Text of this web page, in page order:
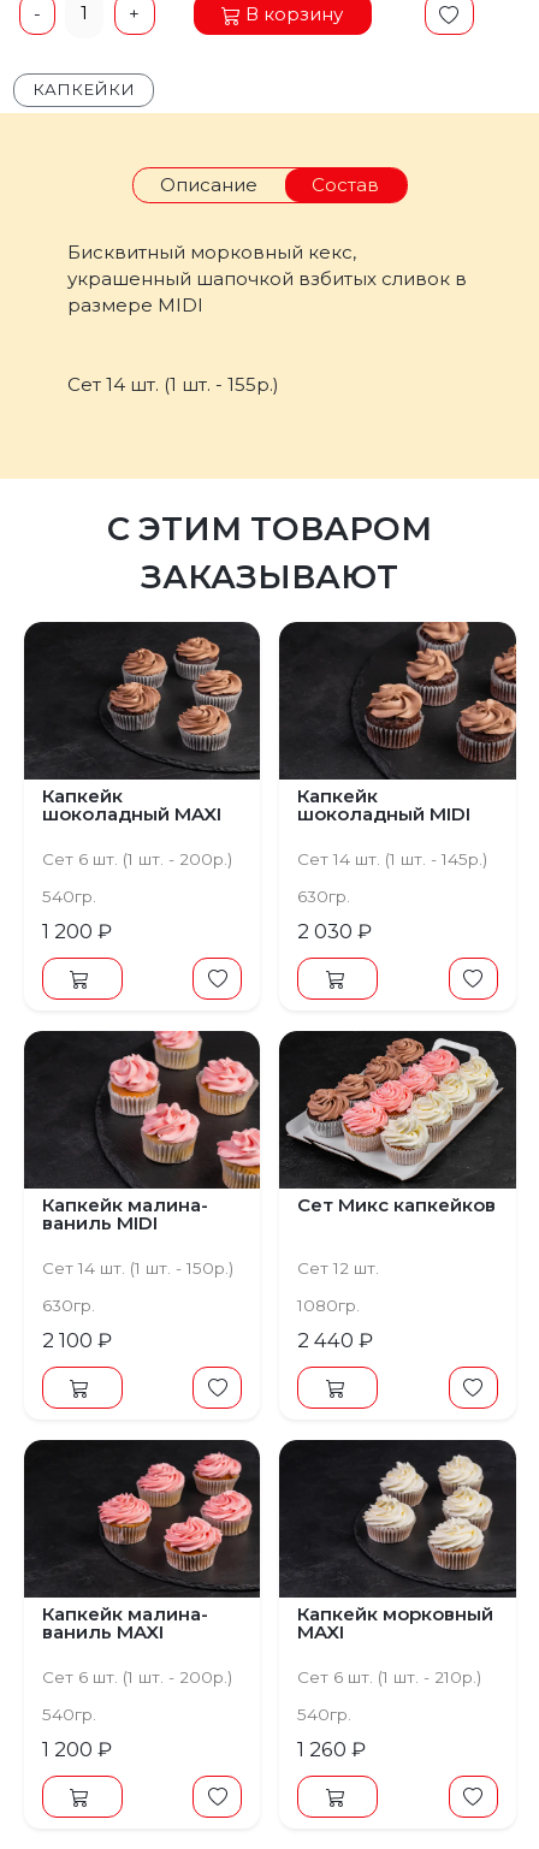
- 1 + В корзину
КАПКЕЙКИ
Описание Состав
Бисквитный морковный кекс,
украшенный шапочкой взбитых сливок в
размере MIDI
Сет 14 шт. (1 шт. - 155р.)
С ЭТИМ ТОВАРОМ
ЗАКАЗЫВАЮТ
Капкейк
шоколадный MAXI
Сет 6 шт. (1 шт. - 200р.)
540гр.
1 200 ₽
Капкейк
шоколадный MIDI
Сет 14 шт. (1 шт. - 145р.)
630гр.
2 030 ₽
Капкейк малина-
ваниль MIDI
Сет 14 шт. (1 шт. - 150р.)
630гр.
2 100 ₽
Сет Микс капкейков
Сет 12 шт.
1080гр.
2 440 ₽
Капкейк малина-
ваниль MAXI
Сет 6 шт. (1 шт. - 200р.)
540гр.
1 200 ₽
Капкейк морковный
MAXI
Сет 6 шт. (1 шт. - 210р.)
540гр.
1 260 ₽